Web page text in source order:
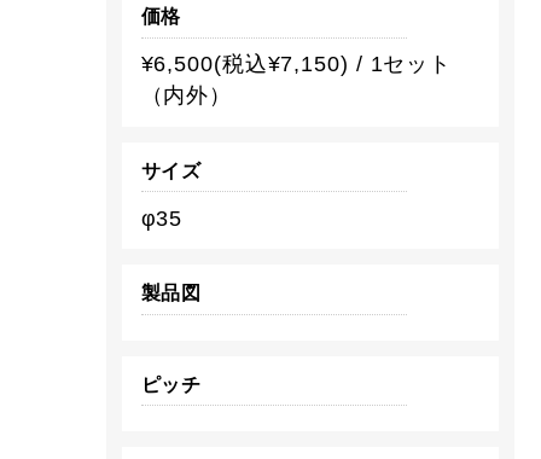
価格
¥6,500(税込¥7,150) / 1セット
（内外）
サイズ
φ35
製品図
ピッチ